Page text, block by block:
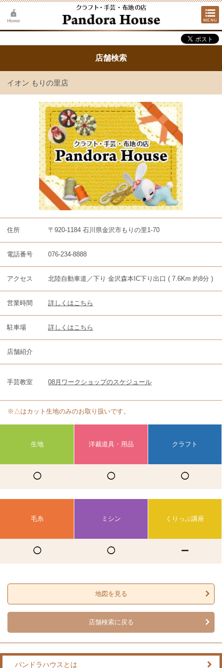
店舗検索
イオン もりの里店
住所 〒920-1184 石川県金沢市もりの里1-70
電話番号 076-234-8888
アクセス 北陸自動車道／下り 金沢森本IC下り出口 ( 7.6Km 約8分 )
営業時間 詳しくはこちら
駐車場 詳しくはこちら
店舗紹介
手芸教室 08月ワークショップのスケジュール
※△はカット生地のみのお取り扱いです。
生地 洋裁道具・用品 クラフト
◯ ◯ ◯
毛糸 ミシン くりっぷ講座
◯ ◯ ー
地図を見る
店舗検索に戻る
パンドラハウスとは